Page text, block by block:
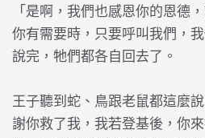
「是啊，我們也感恩你的恩德
你有需要時，只要呼叫我們，
說完，牠們都各自回去了。
王子聽到蛇、鳥跟老鼠都這麼
謝你救了我，我若登基後，你